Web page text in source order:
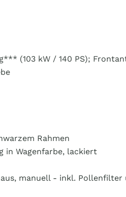
(103 kW / 140 PS);
Rahmen
in Wagenfarbe, lackiert
manuell - inkl.